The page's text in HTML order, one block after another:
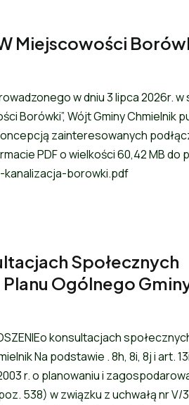
Miejscowości
w dniu 3 lipca 2026r. w
Borówki”, Wójt Gminy Chmielnik
zainteresowanych
PDF o wielkości 60,42 MB do
borowki.pdf
Społecznych
Ogólnego
konsultacjach
Na podstawie . 8h, 8i, 8j i art. 13i
r. o planowaniu i
538) w związku z uchwałą nr V/